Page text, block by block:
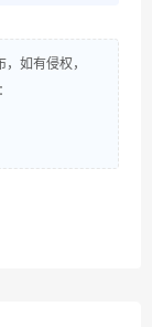
如有侵权，